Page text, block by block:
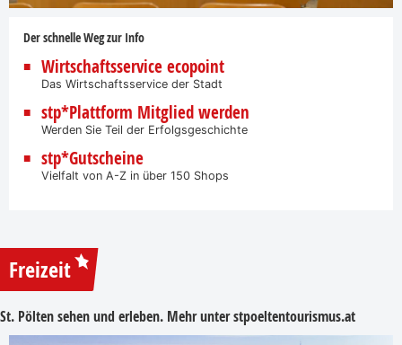
Der schnelle Weg zur Info
Wirtschaftsservice ecopoint
Das Wirtschaftsservice der Stadt
stp*Plattform Mitglied werden
Werden Sie Teil der Erfolgsgeschichte
stp*Gutscheine
Vielfalt von A-Z in über 150 Shops
Freizeit
St. Pölten sehen und erleben. Mehr unterstpoeltentourismus.at